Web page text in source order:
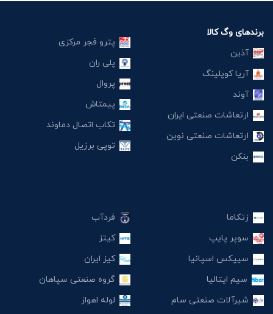
برندهای وگ کالا
آذین
آریا کوپلینگ
آوند
ارتعاشات صنعتی ایران
ارتعاشات صنعتی نوین
بنکن
پترو فجر مرکزی
پلی ران
پروال
پیمتاش
تکاب اتصال دماوند
توپی برزیل
زتکاما
سوپر پایپ
سیپکس اسپانیا
سیم ایتالیا
شیرآلات صنعتی سام
فردآب
کیتز
کیز ایران
گروه صنعتی سپاهان
لوله اهواز